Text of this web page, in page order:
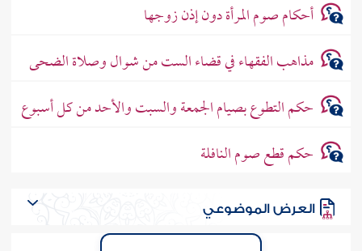
أحكام صوم المرأة دون إذن زوجها
مذاهب الفقهاء في قضاء الست من شوال وصلاة الضحى
حكم التطوع بصيام الجمعة والسبت والأحد من كل أسبوع
حكم قطع صوم النافلة
العرض الموضوعي